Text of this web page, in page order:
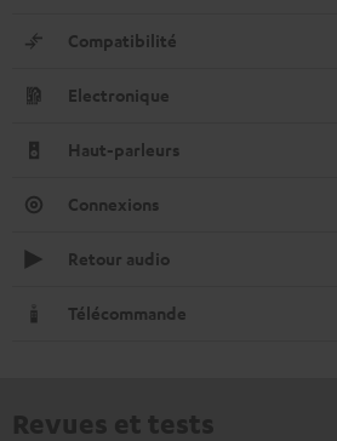
Compatibilité
Electronique
Haut-parleurs
Connexions
Retour audio
Télécommande